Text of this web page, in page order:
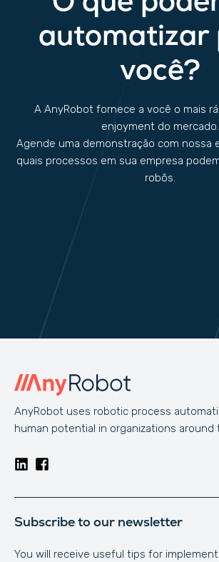
automatizar
você?
A AnyRobot fornece a você o mais
enjoyment do mercado.
Agende uma demonstração com nossa
quais processos em sua empresa
robôs.
AnyRobot uses robotic process
human potential in organizations around
Subscribe to our newsletter
You will receive useful tips for